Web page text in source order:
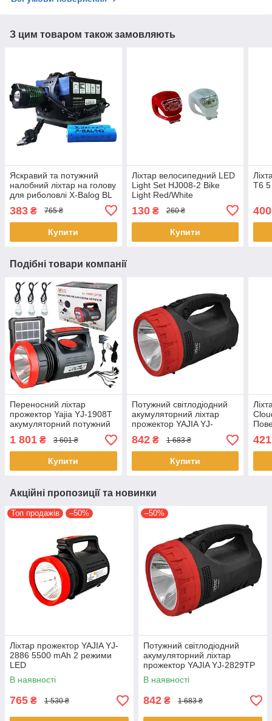
З цим товаром також замовляють
Яскравий та потужний
налобний ліхтар на голову
для риболовлі X-Balog BL
18650 х 2 USB
383 ₴ 765 ₴
Купити
Ліхтар велосипедний LED
Light Set HJ008-2 Bike
Light Red/White
130₴ 260 ₴
Купити
T6
400
Подібні товари компанії
Переносний ліхтар
прожектор Yajia YJ-1908T
акумуляторний потужний
сонячна панель три
лампи
1 801 ₴ 3 601 ₴
Купити
Потужний світлодіодний
акумуляторний ліхтар
прожектор YAJIA YJ-
2829TP переносний
ліхтар для охорони
842₴ 1 683 ₴
Купити
для
421
Акційні пропозиції та новинки
Топ продажів –50%
Ліхтар прожектор YAJIA YJ-
2886 5500 mAh 2 режими
LED
В наявності
765 ₴ 1 530 ₴
–50%
Потужний світлодіодний
акумуляторний ліхтар
прожектор YAJIA YJ-2829TP
переносний ліхтар для
охорони
В наявності
842 ₴ 1 683 ₴